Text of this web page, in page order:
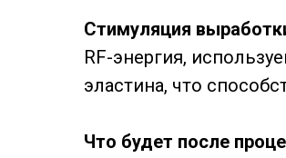
Стимуляция
RF-энергия,
эластина, что
Что будет после